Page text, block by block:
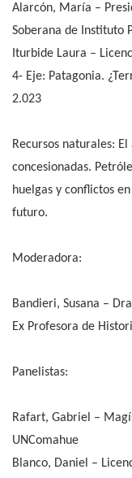
Alarcón, María –
Soberana de Instituto
Iturbide Laura –
4- Eje: Patagonia.
2.023
Recursos naturales:
concesionadas.
huelgas y conflictos
futuro.
Moderadora:
Bandieri, Susana –
Ex Profesora de
Panelistas:
Rafart, Gabriel –
UNComahue
Blanco, Daniel –